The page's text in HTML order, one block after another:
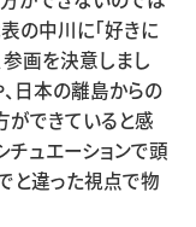
の中川に「好きに
参画を決意しまし
日本の離島からの
ができていると感
チュエーションで頭
と違った視点で物